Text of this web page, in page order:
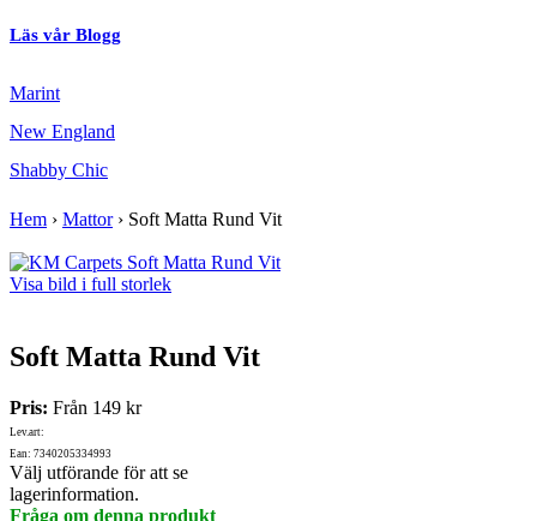
Läs vår Blogg
Marint
New England
Shabby Chic
Hem › Mattor› Soft Matta Rund Vit
Visa bild i full storlek
Soft Matta Rund Vit
Pris: Från 149 kr
Lev.art:
Ean: 7340205334993
Välj utförande för att se
lagerinformation.
Fråga om denna produkt